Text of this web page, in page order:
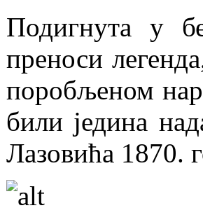
Подигнута у
преноси
поробљеном
били једина
Лазовића 1870.